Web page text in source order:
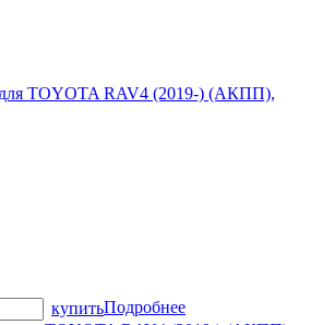
TOYOTA RAV4 (2019-) (АКПП),
купитьПодробнее